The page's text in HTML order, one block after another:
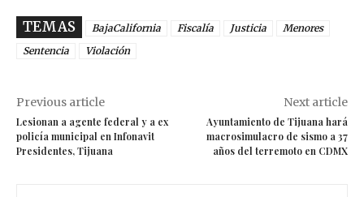
TEMAS BajaCalifornia Fiscalía Justicia
Menores
Sentencia
Violación
Previous article
Lesionan a agente federal y a ex
policía municipal en Infonavit
Presidentes, Tijuana
Next article
Ayuntamiento de Tijuana hará
macrosimulacro de sismo a 37
años del terremoto en CDMX